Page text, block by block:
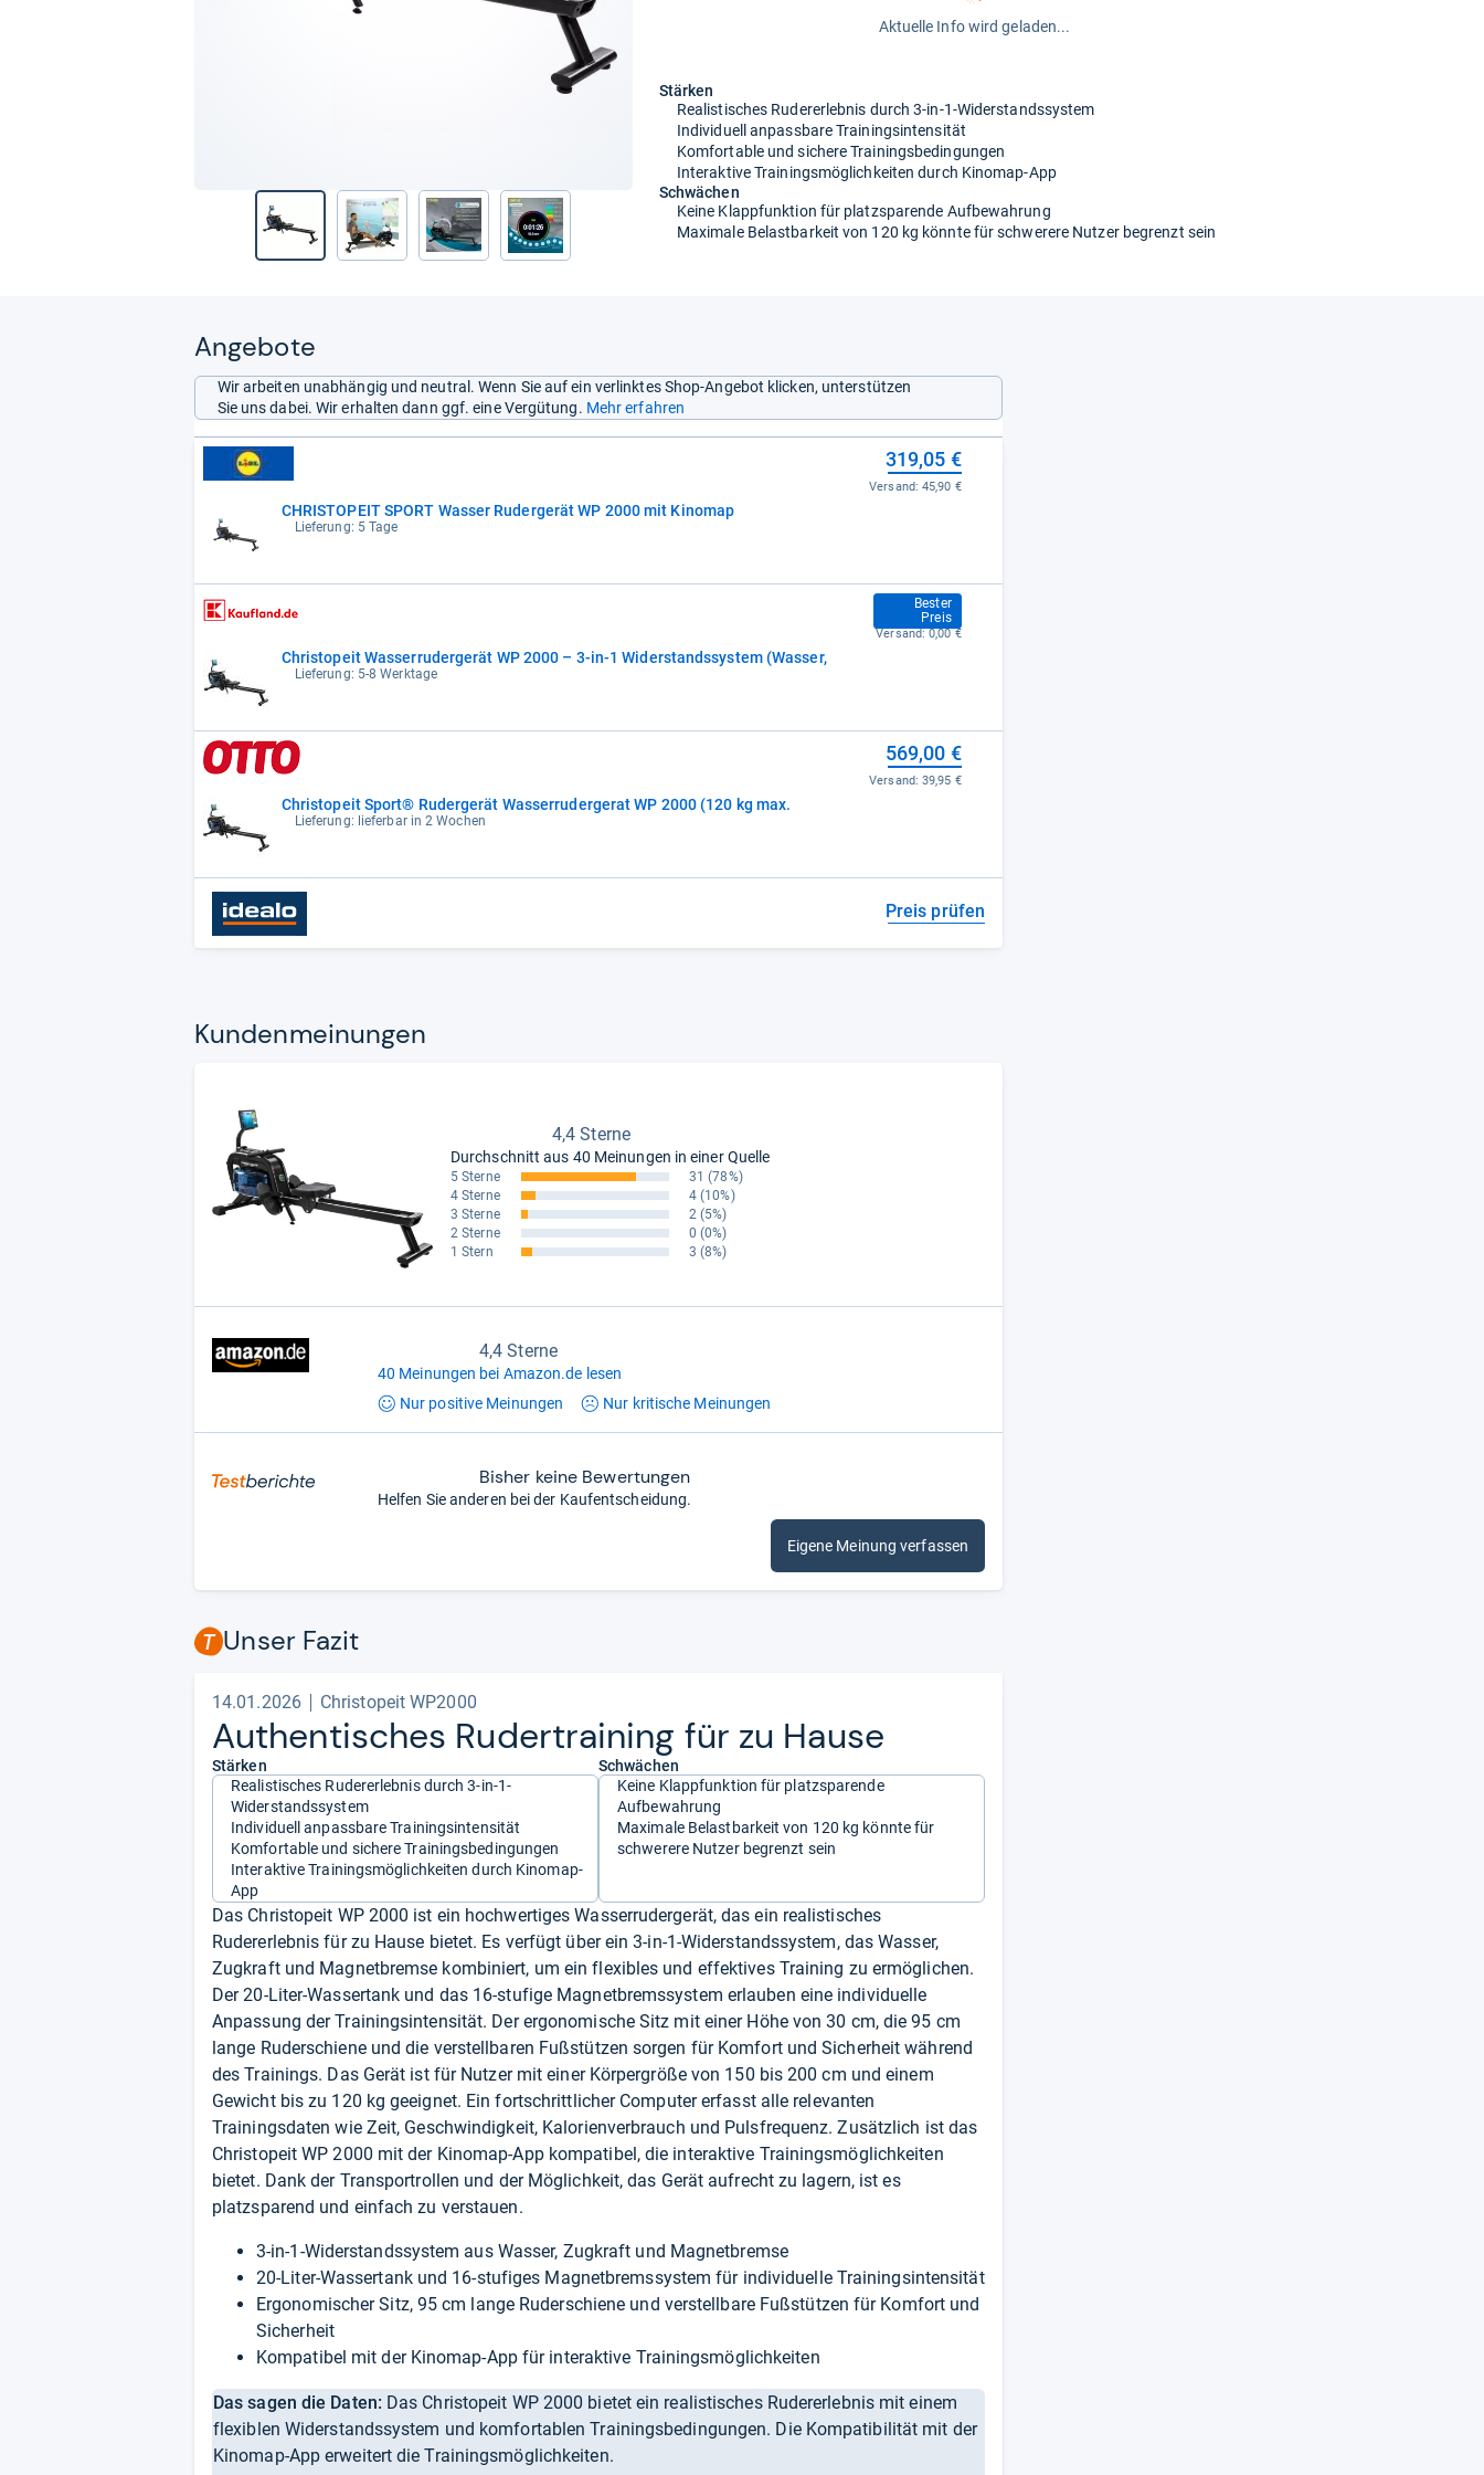
Aktuelle Info wird geladen...
Stärken
Realistisches Rudererlebnis durch 3-in-1-Widerstandssystem
Individuell anpassbare Trainingsintensität
Komfortable und sichere Trainingsbedingungen
Interaktive Trainingsmöglichkeiten durch Kinomap-App
Schwächen
Keine Klappfunktion für platzsparende Aufbewahrung
Maximale Belastbarkeit von 120 kg könnte für schwerere Nutzer begrenzt sein
Angebote
Wir arbeiten unabhängig und neutral. Wenn Sie auf ein verlinktes Shop-Angebot klicken, unterstützen
Sie uns dabei. Wir erhalten dann ggf. eine Vergütung. Mehr erfahren
CHRISTOPEIT SPORT Wasser Rudergerät WP 2000 mit Kinomap
Lieferung: 5 Tage
319,05 €
Versand:45,90 €
Christopeit Wasserrudergerät WP 2000 – 3-in-1 Widerstandssystem (Wasser,
Lieferung: 5-8 Werktage
Bester
Preis
364,62 €
Versand:0,00 €
Christopeit Sport® Rudergerät Wasserrudergerat WP 2000 (120 kg max.
Lieferung: lieferbar in 2 Wochen
569,00 €
Versand:39,95 €
Preis prüfen
Kun­den­mei­nun­gen
4,4 Sterne
Durchschnitt aus 40 Meinungen in einer Quelle
5 Sterne 31 (78%)
4 Sterne
4 (10%)
3 Sterne
2 (5%)
2 Sterne
0 (0%)
1 Stern
3 (8%)
4,4 Sterne
40 Meinungen bei Amazon.de lesen
Nur positive Meinungen Nur kritische Meinungen
Bisher keine Bewertungen
Helfen Sie anderen bei der Kaufentscheidung.
Eigene Meinung verfassen
Unser Fazit
14.01.2026 Christopeit WP2000
Authen­ti­sches Ruder­trai­ning für zu Hause
Stärken
Realistisches Rudererlebnis durch 3-in-1-
Widerstandssystem
Individuell anpassbare Trainingsintensität
Komfortable und sichere Trainingsbedingungen
Interaktive Trainingsmöglichkeiten durch Kinomap-
App
Schwächen
Keine Klappfunktion für platzsparende
Aufbewahrung
Maximale Belastbarkeit von 120 kg könnte für
schwerere Nutzer begrenzt sein
Das Christopeit WP 2000 ist ein hochwertiges Wasserrudergerät, das ein realistisches
Rudererlebnis für zu Hause bietet. Es verfügt über ein 3-in-1-Widerstandssystem, das Wasser,
Zugkraft und Magnetbremse kombiniert, um ein flexibles und effektives Training zu ermöglichen.
Der 20-Liter-Wassertank und das 16-stufige Magnetbremssystem erlauben eine individuelle
Anpassung der Trainingsintensität. Der ergonomische Sitz mit einer Höhe von 30 cm, die 95 cm
lange Ruderschiene und die verstellbaren Fußstützen sorgen für Komfort und Sicherheit während
des Trainings. Das Gerät ist für Nutzer mit einer Körpergröße von 150 bis 200 cm und einem
Gewicht bis zu 120 kg geeignet. Ein fortschrittlicher Computer erfasst alle relevanten
Trainingsdaten wie Zeit, Geschwindigkeit, Kalorienverbrauch und Pulsfrequenz. Zusätzlich ist das
Christopeit WP 2000 mit der Kinomap-App kompatibel, die interaktive Trainingsmöglichkeiten
bietet. Dank der Transportrollen und der Möglichkeit, das Gerät aufrecht zu lagern, ist es
platzsparend und einfach zu verstauen.
3-in-1-Widerstandssystem aus Wasser, Zugkraft und Magnetbremse
20-Liter-Wassertank und 16-stufiges Magnetbremssystem für individuelle Trainingsintensität
Ergonomischer Sitz, 95 cm lange Ruderschiene und verstellbare Fußstützen für Komfort und
Sicherheit
Kompatibel mit der Kinomap-App für interaktive Trainingsmöglichkeiten
Das sagen die Daten: Das Christopeit WP 2000 bietet ein realistisches Rudererlebnis mit einem
flexiblen Widerstandssystem und komfortablen Trainingsbedingungen. Die Kompatibilität mit der
Kinomap-App erweitert die Trainingsmöglichkeiten.